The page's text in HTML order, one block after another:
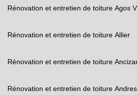
Rénovation et entretien de toiture Agos
Rénovation et entretien de toiture Allier
Rénovation et entretien de toiture
Rénovation et entretien de toiture